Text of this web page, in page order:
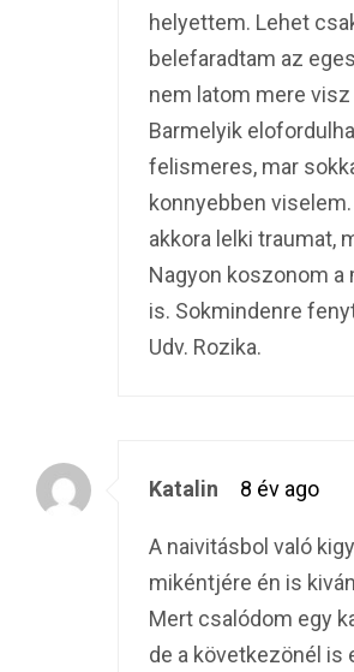
helyettem. Lehet
belefaradtam az
nem latom mere visz
Barmelyik
felismeres, mar
konnyebben
akkora lelki traumat,
Nagyon koszonom a
is. Sokmindenre
Udv. Rozika.
Katalin 8 év ago
A naivitásbol való
mikéntjére én is
Mert csalódom egy
de a következönél is